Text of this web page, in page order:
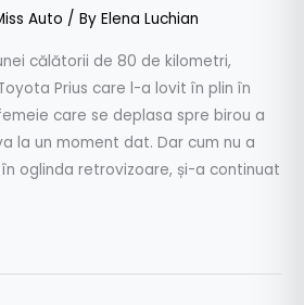
Auto / By Elena Luchian
călătorii de 80 de kilometri,
Prius care l-a lovit în plin în
care se deplasa spre birou a
la un moment dat. Dar cum nu a
oglinda retrovizoare, și-a continuat